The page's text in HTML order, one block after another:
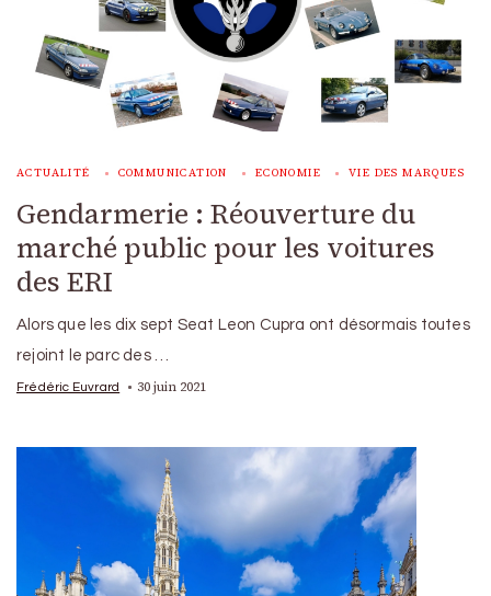
ACTUALITÉ COMMUNICATION ECONOMIE VIE DES MARQUES
Gendarmerie : Réouverture du
marché public pour les voitures
des ERI
Alors que les dix sept Seat Leon Cupra ont désormais toutes
rejoint le parc des …
Frédéric Euvrard 30 juin 2021